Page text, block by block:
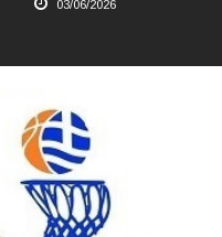
28/05/2026